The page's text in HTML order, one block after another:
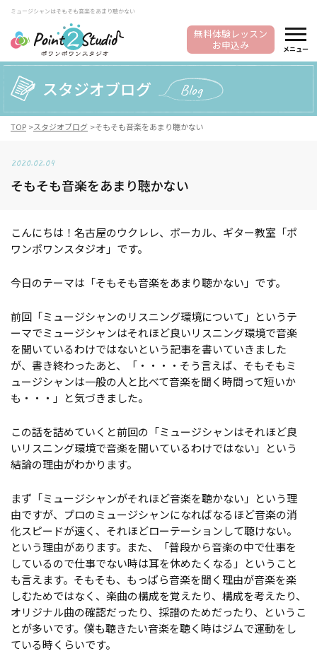
ミュージシャンはそもそも音楽をあまり聴かない
メニュー
無料体験レッスン
お申込み
スタジオブログ Blog
TOP スタジオブログ そもそも音楽をあまり聴かない
2020.02.04
そもそも音楽をあまり聴かない
こんにちは！名古屋のウクレレ、ボーカル、ギター教室「ポ
ワンポワンスタジオ」です。
今日のテーマは「そもそも音楽をあまり聴かない」です。
前回「ミュージシャンのリスニング環境について」というテ
ーマでミュージシャンはそれほど良いリスニング環境で音楽
を聞いているわけではないという記事を書いていきました
が、書き終わったあと、「・・・・そう言えば、そもそもミ
ュージシャンは一般の人と比べて音楽を聞く時間って短いか
も・・・」と気づきました。
この話を詰めていくと前回の「ミュージシャンはそれほど良
いリスニング環境で音楽を聞いているわけではない」という
結論の理由がわかります。
まず「ミュージシャンがそれほど音楽を聴かない」という理
由ですが、プロのミュージシャンになればなるほど音楽の消
化スピードが速く、それほどローテーションして聴けない。
という理由があります。また、「普段から音楽の中で仕事を
しているので仕事でない時は耳を休めたくなる」ということ
も言えます。そもそも、もっぱら音楽を聞く理由が音楽を楽
しむためではなく、楽曲の構成を覚えたり、構成を考えたり、
オリジナル曲の確認だったり、採譜のためだったり、というこ
とが多いです。僕も聴きたい音楽を聴く時はジムで運動をし
ている時くらいです。